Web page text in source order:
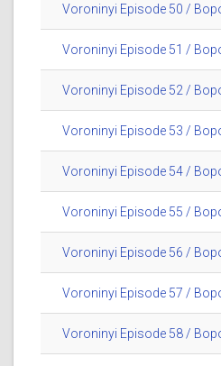
Voroninyi Episode 50 /
Voroninyi Episode 51 /
Voroninyi Episode 52 /
Voroninyi Episode 53 /
Voroninyi Episode 54 /
Voroninyi Episode 55 /
Voroninyi Episode 56 /
Voroninyi Episode 57 /
Voroninyi Episode 58 /